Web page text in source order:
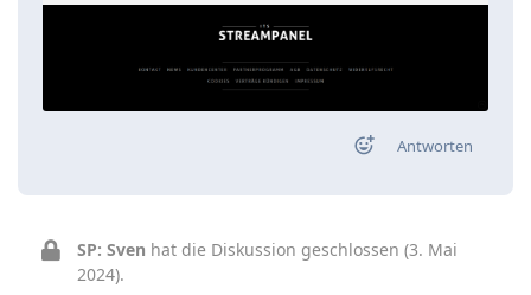
Antworten
SP: Sven hat die Diskussion geschlossen (3. Mai
2024).